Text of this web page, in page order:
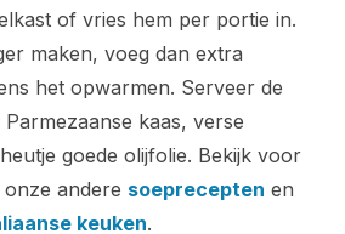
of vries hem per portie in.
maken, voeg dan extra
het opwarmen. Serveer de
kaas, verse
goede olijfolie. Bekijk voor
andere soeprecepten en
keuken.